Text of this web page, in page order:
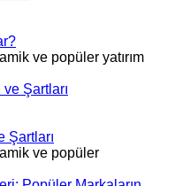
ve popüler yatırım
Şartları
ve popüler